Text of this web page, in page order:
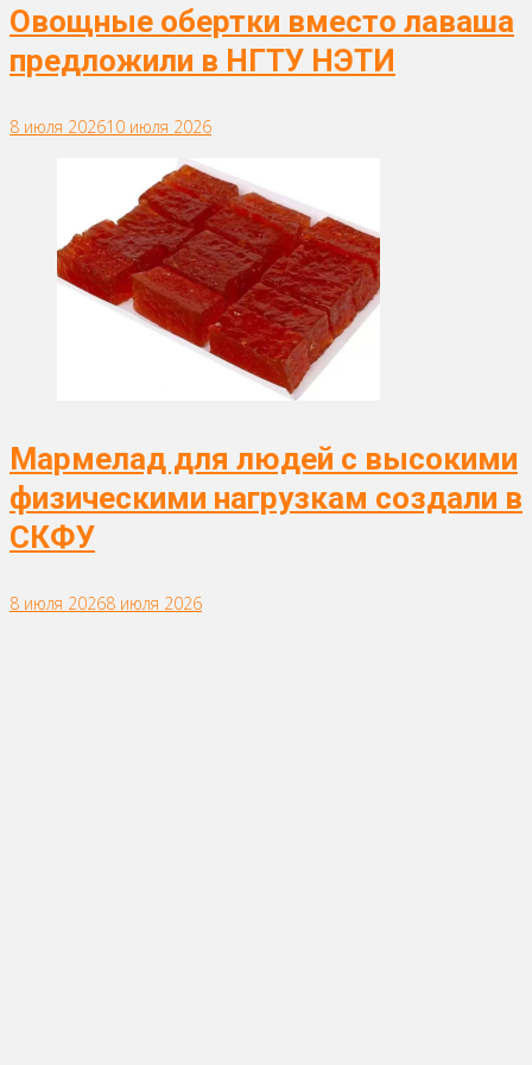
Овощные обертки вместо лаваша
предложили в НГТУ НЭТИ
8 июля 202610 июля 2026
Мармелад для людей с высокими
физическими нагрузкам создали в
СКФУ
8 июля 20268 июля 2026